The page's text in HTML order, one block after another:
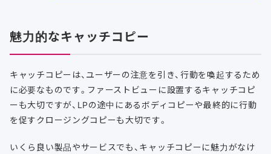
魅力的なキャッチコピー
キャッチコピーは、ユーザーの注意を引き、行動を喚起するため
に必要なものです。ファーストビューに設置するキャッチコピ
ーも大切ですが、LPの途中にあるボディコピーや最終的に行動
を促すクロージングコピーも大切です。
いくら良い製品やサービスでも、キャッチコピーに魅力がなけ